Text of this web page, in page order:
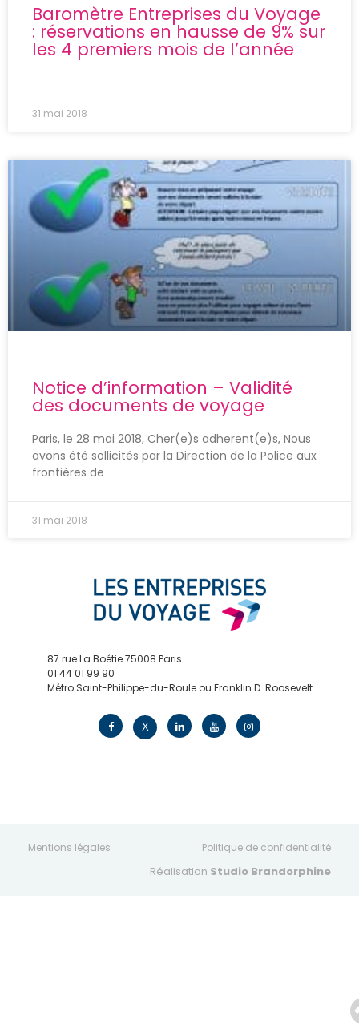
Baromètre Entreprises du Voyage
: réservations en hausse de 9% sur
les 4 premiers mois de l’année
31 mai 2018
Notice d’information – Validité
des documents de voyage
Paris, le 28 mai 2018, Cher(e)s adherent(e)s, Nous
avons été sollicités par la Direction de la Police aux
frontières de
31 mai 2018
87 rue La Boétie 75008 Paris
01 44 01 99 90
Métro Saint-Philippe-du-Roule ou Franklin D. Roosevelt
X
Mentions légales Politique de confidentialité
Réalisation Studio Brandorphine